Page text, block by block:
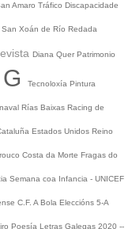
Amaro Tráfico Discapacidade
San Xoán de Río Redada
Diana Quer Patrimonio
Tecnoloxía Pintura
Rías Baixas Racing de
Estados Unidos Reino
Costa da Morte Fragas do
Semana coa Infancia - UNICEF
C.F. A Bola Eleccións 5-A
Poesía Letras Galegas 2020 --